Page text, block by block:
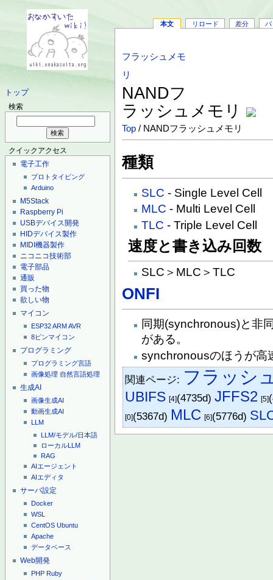
トップ
検索
クイックアクセス
電子工作
プロトタイピング
Arduino
M5Stack
Raspberry Pi
USBデバイス開発
HIDデバイス製作
MIDI機器製作
ニコニコ技術部
電子部品
通販
買った物
欲しい物
マイコン
ESP32ARMAVR
8ピンマイコン
プログラミング
プログラミング言語
画像処理 自然言語処理
生成AI
画像生成AI
動画生成AI
LLM
LLM/モデル/日本語
ローカルLLM
RAG
AIエージェント
AIエディタ
サーバ設定
Docker
WSL
CentOS Ubuntu
Apache
データベース
Web開発
PHP Ruby
本文 リロード 差分 バ
フラッシュメモ
リ
NANDフ
ラッシュメモリ
Top / NANDフラッシュメモリ
種類
SLC - Single Level Cell
MLC - Multi Level Cell
TLC - Triple Level Cell
速度と書き込み回数
SLC＞MLC＞TLC
ONFI
同期(synchronous)と非
がある。
synchronousのほうが高
関連ページ: フラッシ
UBIFS [4](4735d)JFFS2 [5]
[0](5367d) MLC [6](5776d)